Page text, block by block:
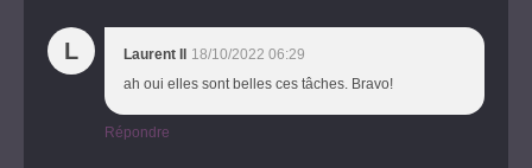
L Laurent II 18/10/2022 06:29
ah oui elles sont belles ces tâches. Bravo!
Répondre